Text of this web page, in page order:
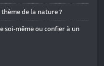
de la nature ?
soi-même ou confier à un